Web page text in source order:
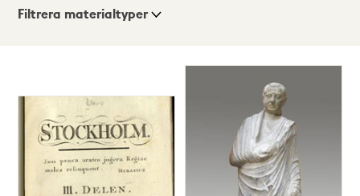
Visningsläge
Filtrera materialtyper